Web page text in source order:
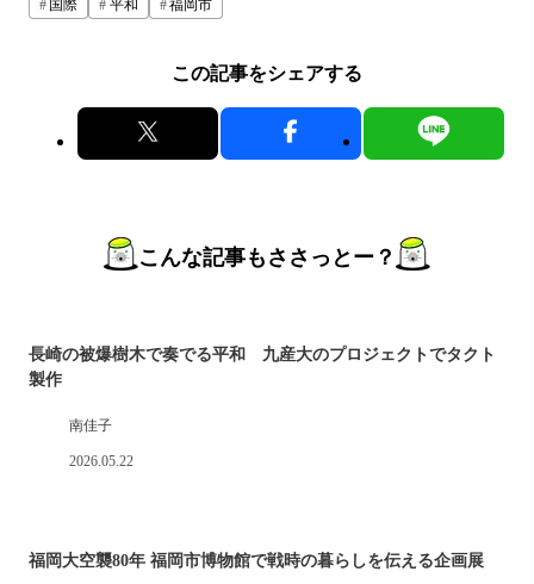
国際 平和 福岡市
この記事をシェアする
こんな記事もささっとー？
長崎の被爆樹木で奏でる平和 九産大のプロジェクトでタクト
製作
南佳子
2026.05.22
福岡大空襲80年 福岡市博物館で戦時の暮らしを伝える企画展